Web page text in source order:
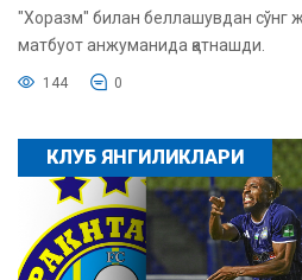
"Хоразм" билан беллашувдан сўнг
матбуот анжуманида қатнашди.
144 0
КЛУБ ЯНГИЛИКЛАРИ